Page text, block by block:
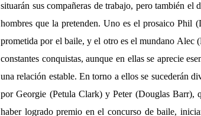
situarán sus compañeras de trabajo, pero también
hombres que la pretenden. Uno es el prosaico Phil
prometida por el baile, y el otro es el mundano Alec
constantes conquistas, aunque en ellas se aprecie
una relación estable. En torno a ellos se sucederán
por Georgie (Petula Clark) y Peter (Douglas Barr),
haber logrado premio en el concurso de baile,